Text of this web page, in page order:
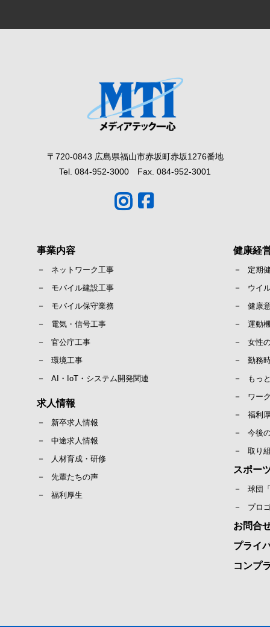
〒720-0843 広島県福山市赤坂町赤坂1276番地
Tel. 084-952-3000 Fax. 084-952-3001
事業内容
ネットワーク工事
モバイル建設工事
モバイル保守業務
電気・信号工事
官公庁工事
環境工事
AI・IoT・システム開発関連
求人情報
新卒求人情報
中途求人情報
人材育成・研修
先輩たちの声
福利厚生
健康経
定期
ウイ
健康
運動
女性
勤務
もっ
ワー
福利
今後
取り
スポー
球団
プロ
お問合
プライ
コンプ